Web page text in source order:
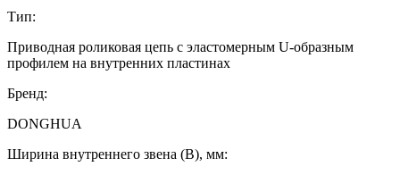
Тип:
Приводная роликовая цепь с эластомерным U-образным
профилем на внутренних пластинах
Бренд:
DONGHUA
Ширина внутреннего звена (B), мм: